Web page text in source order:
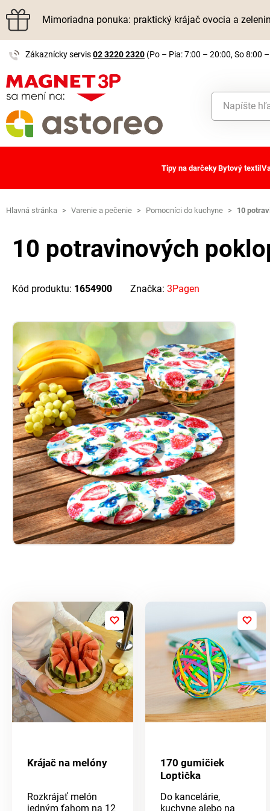
Mimoriadna ponuka: praktický krájač ovocia a
Zákaznícky servis02 3220 2320 (Po – Pia: 7:00 – 20:00, So 8:00
Tipy na darčekyBytový textil
Hlavná stránka > Varenie a pečenie > Pomocníci do kuchyne > 10
10 potravinových
Kód produktu: 1654900 Značka: 3Pagen
Krájač na melóny
Rozkrájať melón
jedným ťahom na 12
170 gumičiek
Loptička
Do kancelárie,
kuchyne alebo na